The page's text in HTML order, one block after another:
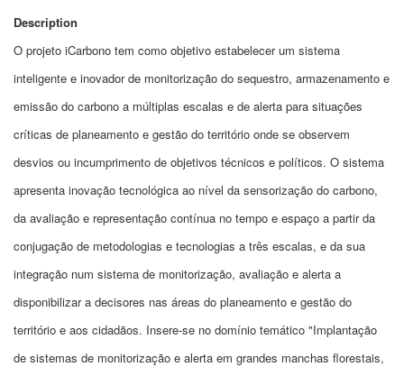
Description
O projeto iCarbono tem como objetivo estabelecer um sistema
inteligente e inovador de monitorização do sequestro, armazenamento e
emissão do carbono a múltiplas escalas e de alerta para situações
críticas de planeamento e gestão do território onde se observem
desvios ou incumprimento de objetivos técnicos e políticos. O sistema
apresenta inovação tecnológica ao nível da sensorização do carbono,
da avaliação e representação contínua no tempo e espaço a partir da
conjugação de metodologias e tecnologias a três escalas, e da sua
integração num sistema de monitorização, avaliação e alerta a
disponibilizar a decisores nas áreas do planeamento e gestão do
território e aos cidadãos. Insere-se no domínio temático "Implantação
de sistemas de monitorização e alerta em grandes manchas florestais,